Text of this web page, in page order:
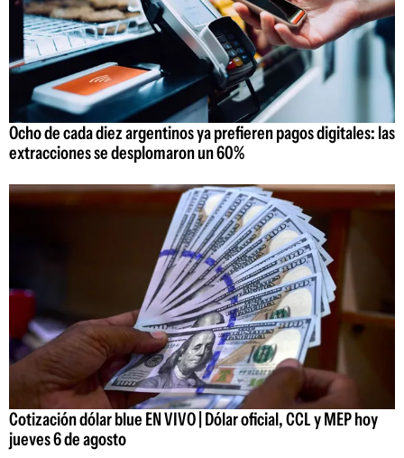
Ocho de cada diez argentinos ya prefieren pagos digitales: las
extracciones se desplomaron un 60%
Cotización dólar blue EN VIVO | Dólar oficial, CCL y MEP hoy
jueves 6 de agosto